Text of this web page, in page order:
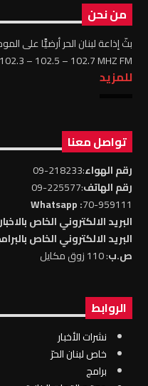
من نحن
بثّ إذاعة لبنان الحر أرضيًّا على
102.3 – 102.5 – 102.7 MHZ FM
للمزيد
تواصل معنا
رقم الهواء:218233-09
رقم الهاتف:225577-09
70-959111
: Whatsapp
البريد الالكتروني الخاص بالاخبار
البريد الالكتروني الخاص
ص.ب: 110 زوق مكايل
الروابط
نشرات الأخبار
خاص لبنان الحرّ
برامج